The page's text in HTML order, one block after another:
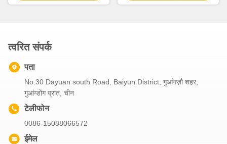
त्वरित संपर्क
पता
No.30 Dayuan south Road, Baiyun District, गुआंगज़ौ शहर,
गुआंग्डोंग प्रांत, चीन
टेलीफोन
0086-15088066572
ईमेल